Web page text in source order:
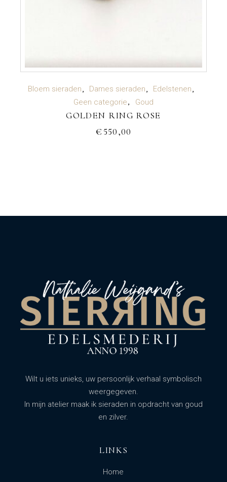
TOEVOEGEN AAN WINKELWAGEN
Bloem sieraden Dames sieraden
Edelstenen
Geen categorie
Goud
GOLDEN RING ROSE
€ 550,00
Wilt u iets unieks, uw persoonlijk verhaal symbolisch
weergegeven.
In mijn atelier maak ik sieraden in opdracht van goud
en zilver.
LINKS
Home